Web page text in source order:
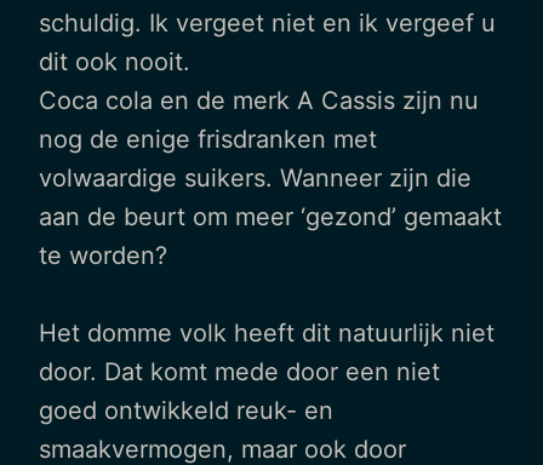
schuldig. Ik vergeet niet en ik vergeef u
dit ook nooit.
Coca cola en de merk A Cassis zijn nu
nog de enige frisdranken met
volwaardige suikers. Wanneer zijn die
aan de beurt om meer ‘gezond’ gemaakt
te worden?
Het domme volk heeft dit natuurlijk niet
door. Dat komt mede door een niet
goed ontwikkeld reuk- en
smaakvermogen, maar ook door